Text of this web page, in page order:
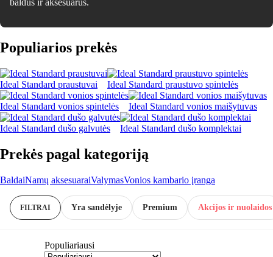
baldus ir aksesuarus.
Populiarios prekės
Ideal Standard praustuvai Ideal Standard praustuvo spintelės
Ideal Standard vonios spintelės Ideal Standard vonios maišytuvas
Ideal Standard dušo galvutės Ideal Standard dušo komplektai
Prekės pagal kategoriją
BaldaiNamų aksesuaraiValymasVonios kambario įranga
FILTRAI Yra sandėlyje Premium Akcijos ir nuolaidos
Populiariausi